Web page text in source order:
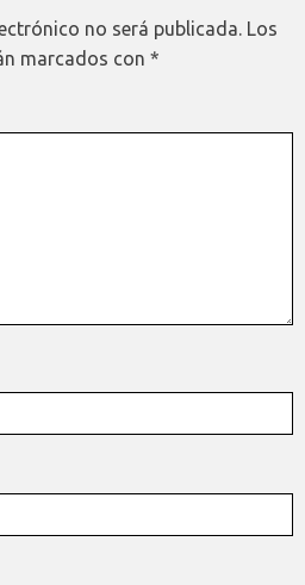
no será publicada. Los
marcados con *